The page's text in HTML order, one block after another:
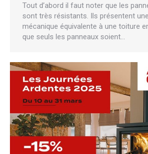
Tout d’abord il faut noter que les
sont très résistants. Ils présentent
mécanique équivalente à une toiture
que seuls les panneaux soient…